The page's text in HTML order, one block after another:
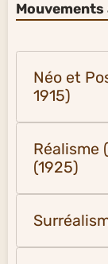
Néo et
1915)
Réalisme
(1925)